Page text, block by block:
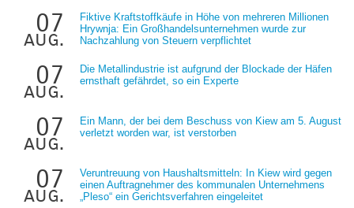
07
aug.
Fiktive Kraftstoffkäufe in Höhe von mehreren Millionen
Hrywnja: Ein Großhandelsunternehmen wurde zur
Nachzahlung von Steuern verpflichtet
07
aug.
Die Metallindustrie ist aufgrund der Blockade der Häfen
ernsthaft gefährdet, so ein Experte
07
aug.
Ein Mann, der bei dem Beschuss von Kiew am 5. August
verletzt worden war, ist verstorben
07
aug.
Veruntreuung von Haushaltsmitteln: In Kiew wird gegen
einen Auftragnehmer des kommunalen Unternehmens
„Pleso“ ein Gerichtsverfahren eingeleitet